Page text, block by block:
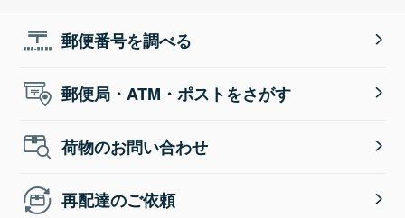
郵便番号を調べる
郵便局・ATM・ポストをさがす
荷物のお問い合わせ
再配達のご依頼